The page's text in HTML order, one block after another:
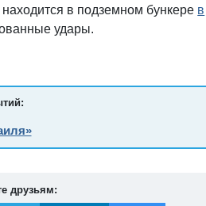
в подземном бункере в
удары.
друзьям: